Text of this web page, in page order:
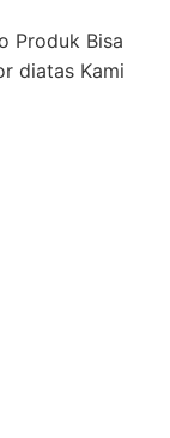
Produk Bisa
diatas Kami